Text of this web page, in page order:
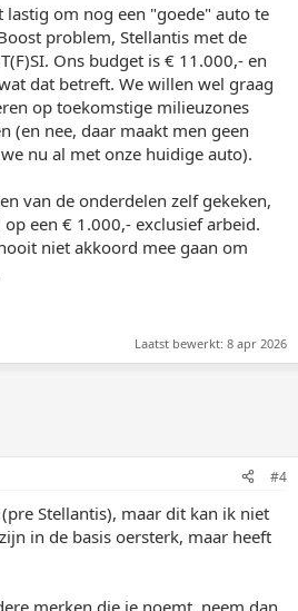
lastig om nog een "goede" auto te
problem, Stellantis met de
Ons budget is € 11.000,- en
dat betreft. We willen wel graag
op toekomstige milieuzones
(en nee, daar maakt men geen
nu al met onze huidige auto).
van de onderdelen zelf gekeken,
een € 1.000,- exclusief arbeid.
niet akkoord mee gaan om
Laatst bewerkt: 8 apr 2026
#4
Stellantis), maar dit kan ik niet
in de basis oersterk, maar heeft
merken die je noemt, neem dan